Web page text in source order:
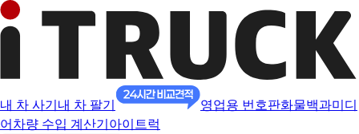
내 차 사기 내 차 팔기 영업용 번호판화물백과미디
어 차량 수입 계산기 아이트럭